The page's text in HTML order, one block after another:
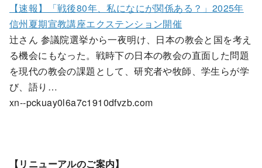
【速報】「戦後80年、私になにが関係ある？」2025年
信州夏期宣教講座エクステンション開催
辻さん 参議院選挙から一夜明け、日本の教会と国を考え
る機会にもなった。戦時下の日本の教会の直面した問題
を現代の教会の課題として、研究者や牧師、学生らが学
び、語り…
xn--pckuay0l6a7c1910dfvzb.com
【リニューアルのご案内】